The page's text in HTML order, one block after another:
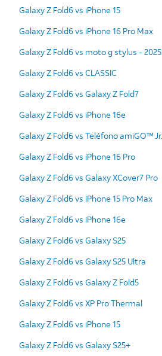
Galaxy Z Fold6 vs iPhone 15
Galaxy Z Fold6 vs iPhone 16 Pro Max
Galaxy Z Fold6 vs moto g stylus - 2025
Galaxy Z Fold6 vs CLASSIC
Galaxy Z Fold6 vs Galaxy Z Fold7
Galaxy Z Fold6 vs iPhone 16e
Galaxy Z Fold6 vs Teléfono amiGO™ Jr.
Galaxy Z Fold6 vs iPhone 16 Pro
Galaxy Z Fold6 vs Galaxy XCover7 Pro
Galaxy Z Fold6 vs iPhone 15 Pro Max
Galaxy Z Fold6 vs iPhone 16e
Galaxy Z Fold6 vs Galaxy S25
Galaxy Z Fold6 vs Galaxy S25 Ultra
Galaxy Z Fold6 vs Galaxy Z Fold5
Galaxy Z Fold6 vs XP Pro Thermal
Galaxy Z Fold6 vs iPhone 15
Galaxy Z Fold6 vs Galaxy S25+